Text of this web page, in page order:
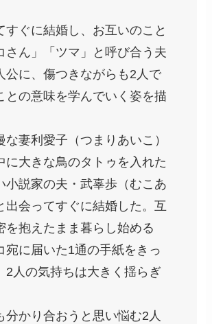
すぐに結婚し、お互いのこと
さん」「ツマ」と呼び合う夫
公に、傷つきながらも2人で
との意味を学んでいく姿を描
な妻利愛子（つまりあいこ）
に大きな鳥のタトゥを入れた
小説家の夫・武辜歩（むこあ
出会ってすぐに結婚した。互
を抱えたまま暮らし始める
宛に届いた1通の手紙をきっ
2人の気持ちは大きく揺らぎ
分かり合おうと思い悩む2人